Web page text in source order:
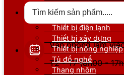
Văn phòng làm
T2 - T7 (8h00 -
Thiết bị nâng đỡ
Thiết bị điện lạnh
Thiết bị xây dựng
Thiết bị nông nghiệp
Tủ đồ nghề
Thang nhôm